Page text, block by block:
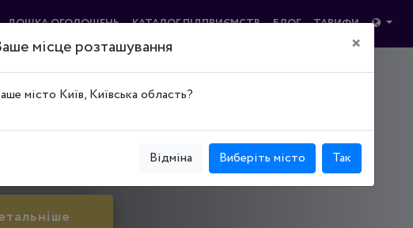
ДОШКА ОГОЛОШЕНЬ КАТАЛОГ ПІДПРИЄМСТВ БЛОГ ТАРИФИ
р-н, вул. 600-річчя, буд. 25
місце розташування ×
місто Київ, Київська область?
Відміна Виберіть місто Так